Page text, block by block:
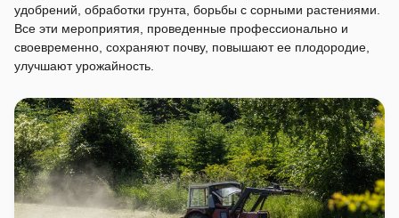
удобрений, обработки грунта, борьбы с сорными растениями.
Все эти мероприятия, проведенные профессионально и
своевременно, сохраняют почву, повышают ее плодородие,
улучшают урожайность.